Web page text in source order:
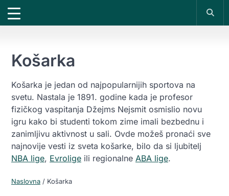
Košarka
Košarka je jedan od najpopularnijih sportova na
svetu. Nastala je 1891. godine kada je profesor
fizičkog vaspitanja Džejms Nejsmit osmislio novu
igru kako bi studenti tokom zime imali bezbednu i
zanimljivu aktivnost u sali. Ovde možeš pronaći sve
najnovije vesti iz sveta košarke, bilo da si ljubitelj
NBA lige, Evrolige ili regionalne ABA lige.
Naslovna / Košarka